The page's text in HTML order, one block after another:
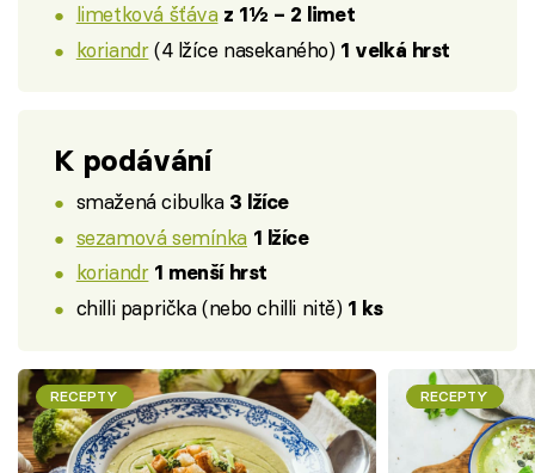
limetková šťáva z 1½ – 2 limet
koriandr(4 lžíce nasekaného) 1 velká hrst
K podávání
smažená cibulka 3 lžíce
sezamová semínka 1 lžíce
koriandr 1 menší hrst
chilli paprička (nebo chilli nitě) 1 ks
RECEPTY RECEPTY